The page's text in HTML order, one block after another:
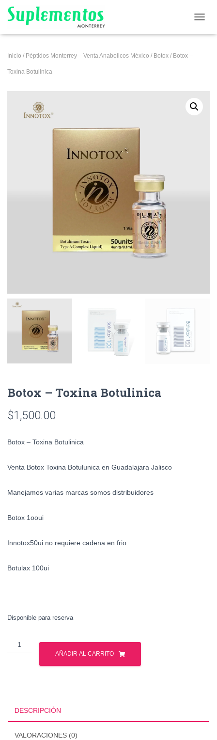
Inicio / Péptidos Monterrey – Venta Anabolicos México / Botox / Botox –
Toxina Botulinica
Botox – Toxina Botulinica
$1,500.00
Botox – Toxina Botulinica
Venta Botox Toxina Botulunica en Guadalajara Jalisco
Manejamos varias marcas somos distribuidores
Botox 1ooui
Innotox50ui no requiere cadena en frio
Botulax 100ui
Disponible para reserva
Botox
-
AÑADIR AL CARRITO
DESCRIPCIÓN
VALORACIONES (0)